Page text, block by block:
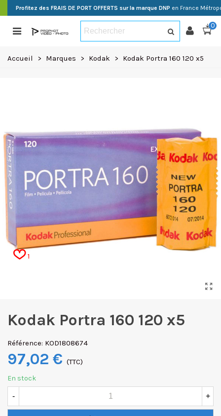
Profitez des FRAIS DE PORT OFFERTS sur la marque DNP en France
0
Accueil > Marques > Kodak > Kodak Portra 160 120 x5
1
Kodak Portra 160 120 x5
Référence: KOD1808674
97,02 € (TTC)
En stock
- +